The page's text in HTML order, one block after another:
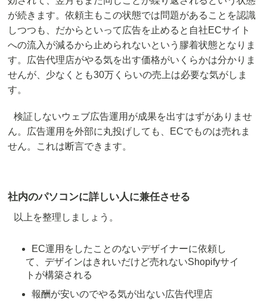
が続きます。依頼主もこの状態では問題があることを認識
しつつも、だからといって広告を止めると自社ECサイト
への流入が減るから止められないという膠着状態となりま
す。広告代理店がやる気を出す価格がいくらかは分かりま
せんが、少なくとも30万くらいの売上は必要な気がしま
す。
検証しないウェブ広告運用が成果を出すはずがありませ
ん。広告運用を外部に丸投げしても、ECでものは売れま
せん。これは断言できます。
社内のパソコンに詳しい人に兼任させる
以上を整理しましょう。
EC運用をしたことのないデザイナーに依頼し
て、デザインはきれいだけど売れないShopifyサイ
トが構築される
報酬が安いのでやる気が出ない広告代理店